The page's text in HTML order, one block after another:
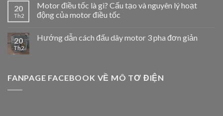
20
Th2
Motor điều tốc là gì? Cấu tạo và nguyên lý hoạt
động của motor điều tốc
20
Th2
Hướng dẫn cách đấu dây motor 3 pha đơn giản
FANPAGE FACEBOOK VỀ MÔ TƠ ĐIỆN